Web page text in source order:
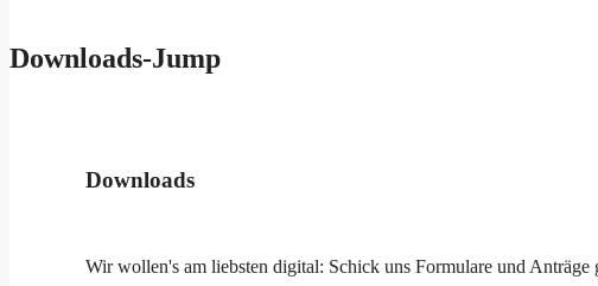
Downloads-Jump
Downloads
Wir wollen's am liebsten digital: Schick uns Formulare und